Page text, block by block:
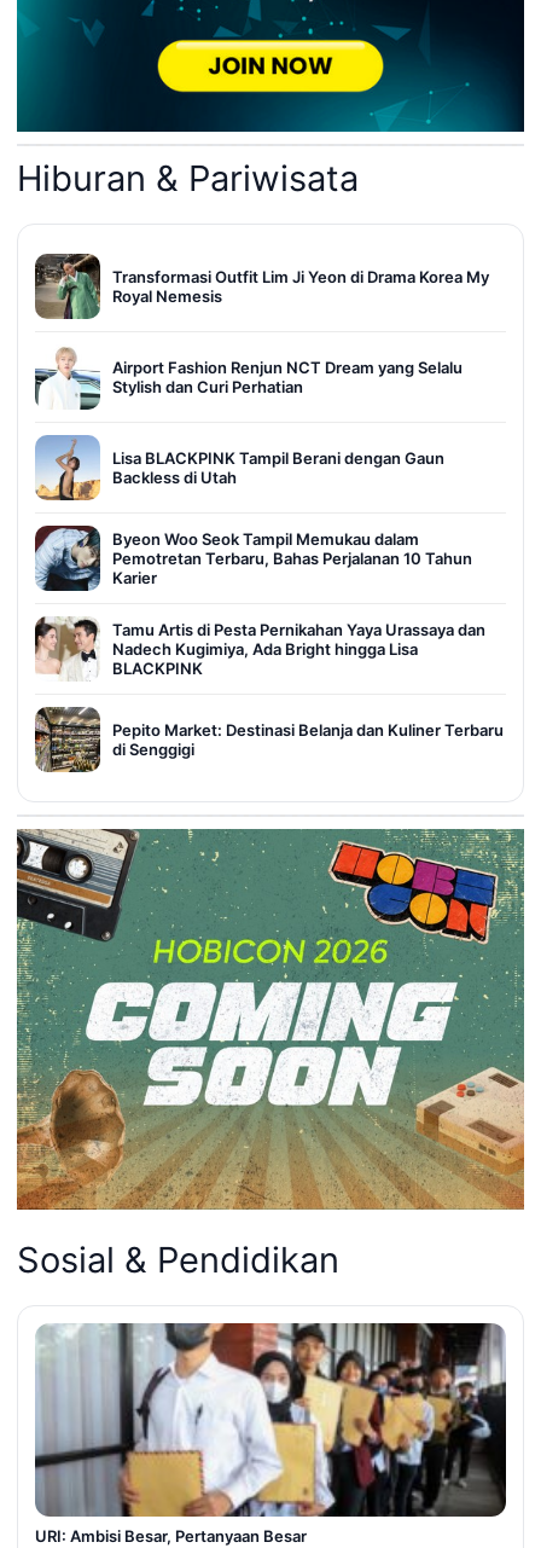
Hiburan & Pariwisata
Transformasi Outfit Lim Ji Yeon di Drama Korea My
Royal Nemesis
Airport Fashion Renjun NCT Dream yang Selalu
Stylish dan Curi Perhatian
Lisa BLACKPINK Tampil Berani dengan Gaun
Backless di Utah
Byeon Woo Seok Tampil Memukau dalam
Pemotretan Terbaru, Bahas Perjalanan 10 Tahun
Karier
Tamu Artis di Pesta Pernikahan Yaya Urassaya dan
Nadech Kugimiya, Ada Bright hingga Lisa
BLACKPINK
Pepito Market: Destinasi Belanja dan Kuliner Terbaru
di Senggigi
Sosial & Pendidikan
URI: Ambisi Besar, Pertanyaan Besar